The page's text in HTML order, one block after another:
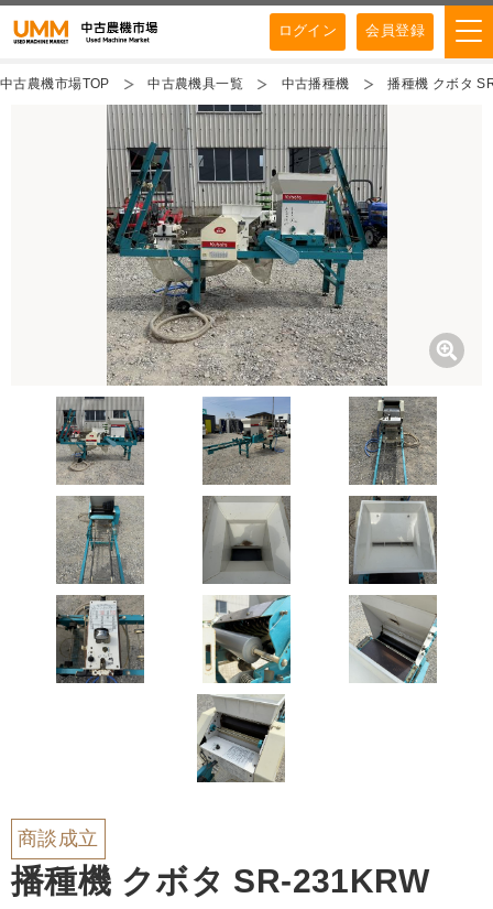
ログイン 会員登録
中古農機市場TOP 中古農機具一覧 中古播種機 播種機 クボタ
商談成立
播種機 クボタ SR-231KRW